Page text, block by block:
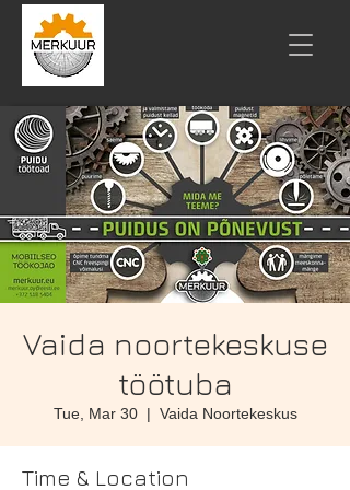
Vaida noortekeskuse
töötuba
Tue, Mar 30
  |
Vaida Noortekeskus
Time & Location